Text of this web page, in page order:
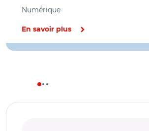
Numérique
En savoir plus